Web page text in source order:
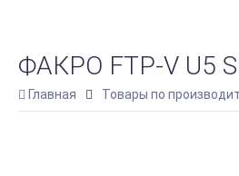
ФАКРО FTP-V U5
Главная Товары по